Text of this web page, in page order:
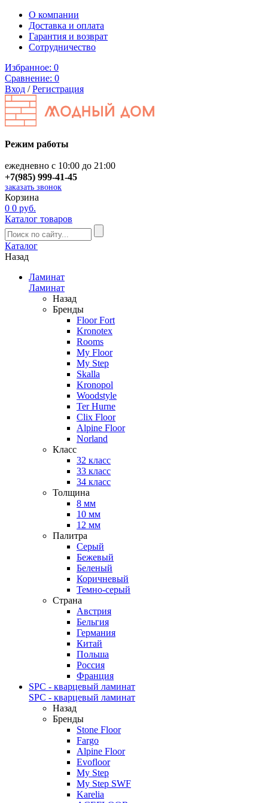
О компании
Доставка и оплата
Гарантия и возврат
Сотрудничество
Избранное: 0
Сравнение: 0
Вход /Регистрация
Режим работы
ежедневно с 10:00 до 21:00
+7(985) 999-41-45
заказать звонок
Корзина
0 0 руб.
Каталог товаров
Каталог
Назад
Ламинат
Ламинат
Назад
Бренды
Floor Fort
Kronotex
Rooms
My Floor
My Step
Skalla
Kronopol
Woodstyle
Ter Hurne
Clix Floor
Alpine Floor
Norland
Класс
32 класс
33 класс
34 класс
Толщина
8 мм
10 мм
12 мм
Палитра
Серый
Бежевый
Беленый
Коричневый
Темно-серый
Страна
Австрия
Бельгия
Германия
Китай
Польша
Россия
Франция
SPC - кварцевый ламинат
SPC - кварцевый ламинат
Назад
Бренды
Stone Floor
Fargo
Alpine Floor
Evofloor
My Step
My Step SWF
Karelia